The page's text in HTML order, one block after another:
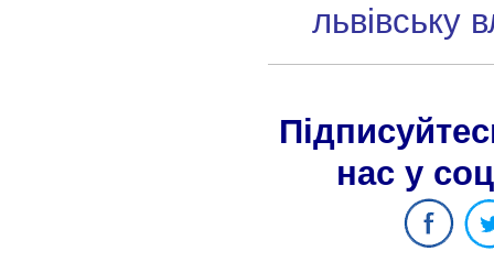
львівську
нас у